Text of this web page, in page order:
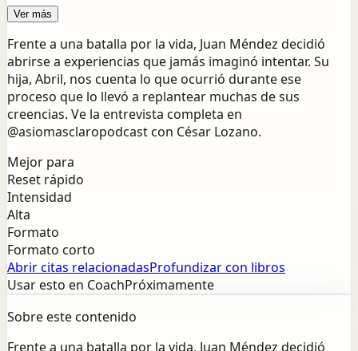
Ver más
Frente a una batalla por la vida, Juan Méndez decidió
abrirse a experiencias que jamás imaginó intentar. Su
hija, Abril, nos cuenta lo que ocurrió durante ese
proceso que lo llevó a replantear muchas de sus
creencias. Ve la entrevista completa en
@asiomasclaropodcast con César Lozano.
Mejor para
Reset rápido
Intensidad
Alta
Formato
Formato corto
Abrir citas relacionadasProfundizar con libros
Usar esto en CoachPróximamente
Sobre este contenido
Frente a una batalla por la vida, Juan Méndez decidió